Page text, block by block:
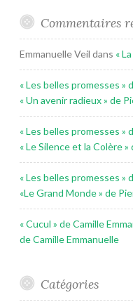
Commentaires
Emmanuelle Veil dans «
« Les belles promesses
« Un avenir radieux » de
« Les belles promesses
« Le Silence et la Colère
« Les belles promesses
«Le Grand Monde » de
« Cucul » de Camille
de Camille Emmanuelle
Catégories